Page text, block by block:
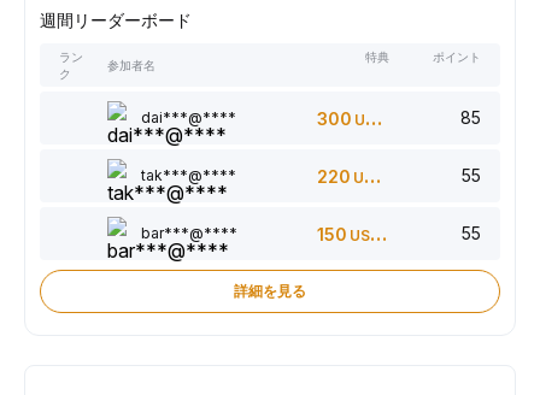
週間リーダーボード
ラン
ク
参加者名
特典 ポイント
dai***@**** 300 USDT 85
tak***@**** 220 USDT 55
bar***@**** 150 USDT 55
詳細を見る